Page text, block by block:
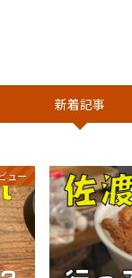
新着記事
ュー